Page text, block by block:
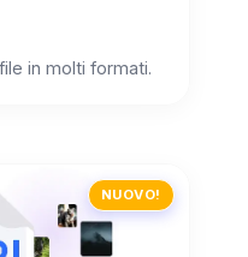
in molti formati.
NUOVO!